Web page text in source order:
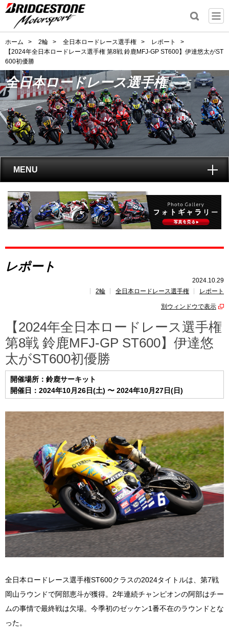
ホーム > 2輪 > 全日本ロードレース選手権 > レポート
>
【2024年全日本ロードレース選手権 第8戦 鈴鹿MFJ-GP ST600】伊達悠太がST
600初優勝
全日本ロードレース選手権
MENU
トップ
全日本ロードレース選手権とは?
レポート
速報
ポイント ランキング
レポート
2024.10.29
2輪
全日本ロードレース選手権 レポート
別ウィンドウで表示
【2024年全日本ロードレース選手権
第8戦 鈴鹿MFJ-GP ST600】伊達悠
太がST600初優勝
開催場所：鈴鹿サーキット
開催日：2024年10月26日(土) 〜 2024年10月27日(日)
全日本ロードレース選手権ST600クラスの2024タイトルは、第7戦
岡山ラウンドで阿部恵斗が獲得。2年連続チャンピオンの阿部はチー
ムの事情で最終戦は欠場。今季初のゼッケン1番不在のラウンドとな
った。